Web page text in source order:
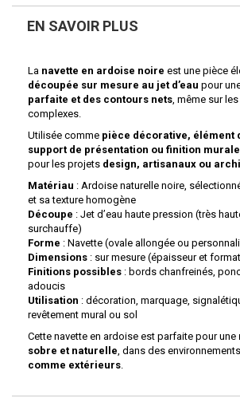
EN SAVOIR PLUS
La navette en ardoise noire est une pièce
découpée sur mesure au jet d’eau pour
parfaite et des contours nets, même sur
complexes.
Utilisée comme pièce décorative, élément
support de présentation ou finition murale
pour les projets design, artisanaux ou
Matériau : Ardoise naturelle noire,
et sa texture homogène
Découpe : Jet d’eau haute pression (très
surchauffe)
Forme : Navette (ovale allongée ou
Dimensions : sur mesure (épaisseur et
Finitions possibles : bords chanfreinés,
adoucis
Utilisation : décoration, marquage,
revêtement mural ou sol
Cette navette en ardoise est parfaite pour une
sobre et naturelle, dans des environnements
comme extérieurs.